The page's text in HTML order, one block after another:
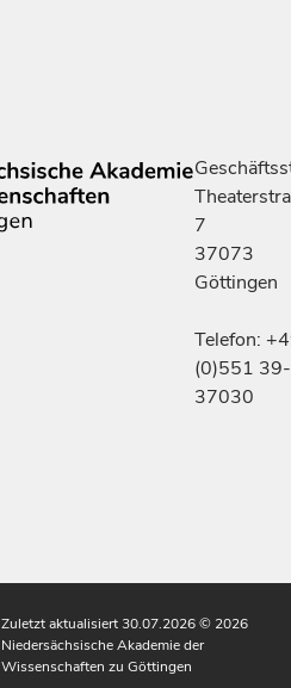
7
37073
Göttingen
Telefon:
(0)551 39-
37030
Zuletzt aktualisiert 30.07.2026© 2026
Niedersächsische Akademie der
Wissenschaften zu Göttingen